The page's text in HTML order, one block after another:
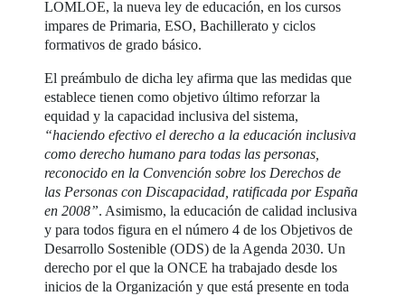
LOMLOE, la nueva ley de educación, en los cursos
impares de Primaria, ESO, Bachillerato y ciclos
formativos de grado básico.
El preámbulo de dicha ley afirma que las medidas que
establece tienen como objetivo último reforzar la
equidad y la capacidad inclusiva del sistema,
“haciendo efectivo el derecho a la educación inclusiva
como derecho humano para todas las personas,
reconocido en la Convención sobre los Derechos de
las Personas con Discapacidad, ratificada por España
en 2008”. Asimismo, la educación de calidad inclusiva
y para todos figura en el número 4 de los Objetivos de
Desarrollo Sostenible (ODS) de la Agenda 2030. Un
derecho por el que la ONCE ha trabajado desde los
inicios de la Organización y que está presente en toda